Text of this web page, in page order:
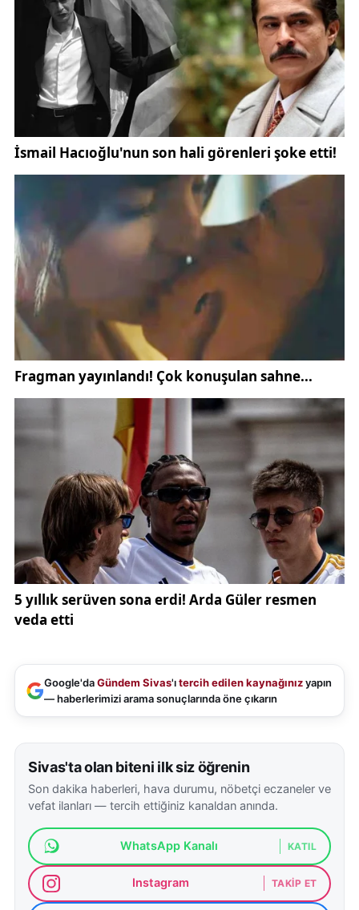
Google'daGündem Sivas'ıtercih edilen kaynağınızyapın
— haberlerimizi arama sonuçlarında öne çıkarın
Sivas'ta olan biteni ilk siz öğrenin
Son dakika haberleri, hava durumu, nöbetçi eczaneler ve
vefat ilanları — tercih ettiğiniz kanaldan anında.
WhatsApp Kanalı KATIL
Instagram TAKIP ET